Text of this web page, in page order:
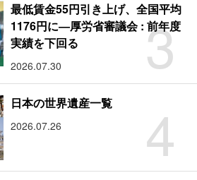
3
最低賃金55円引き上げ、全国平均
1176円に―厚労省審議会 : 前年度
実績を下回る
2026.07.30
4
日本の世界遺産一覧
2026.07.26